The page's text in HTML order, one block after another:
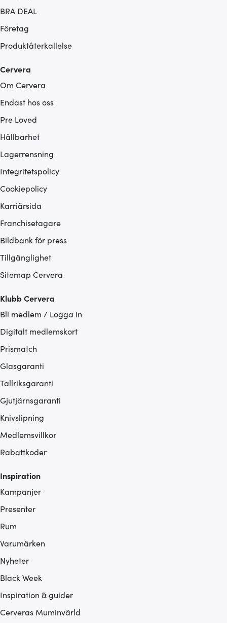
BRA DEAL
Företag
Produktåterkallelse
Cervera
Om Cervera
Endast hos oss
Pre Loved
Hållbarhet
Lagerrensning
Integritetspolicy
Cookiepolicy
Karriärsida
Franchisetagare
Bildbank för press
Tillgänglighet
Sitemap Cervera
Klubb Cervera
Bli medlem / Logga in
Digitalt medlemskort
Prismatch
Glasgaranti
Tallriksgaranti
Gjutjärnsgaranti
Knivslipning
Medlemsvillkor
Rabattkoder
Inspiration
Kampanjer
Presenter
Rum
Varumärken
Nyheter
Black Week
Inspiration & guider
Cerveras Muminvärld